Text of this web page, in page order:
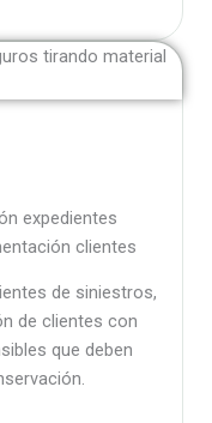
expedientes
clientes
de siniestros,
de clientes con
que deben